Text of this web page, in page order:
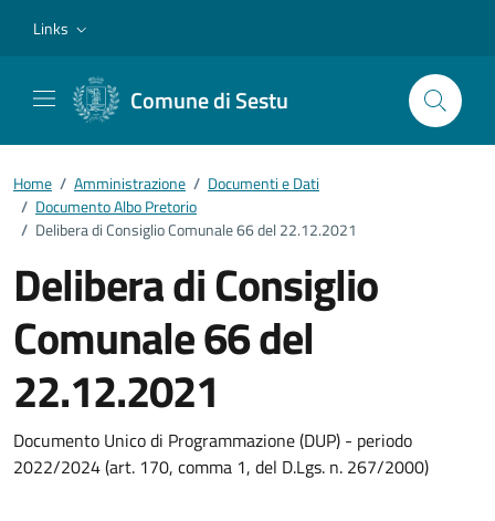
Links
Comune di Sestu
Home / Amministrazione / Documenti e Dati
/ Documento Albo Pretorio
/ Delibera di Consiglio Comunale 66 del 22.12.2021
Delibera di Consiglio
Comunale 66 del
22.12.2021
Dettagli del documento
Documento Unico di Programmazione (DUP) - periodo
2022/2024 (art. 170, comma 1, del D.Lgs. n. 267/2000)